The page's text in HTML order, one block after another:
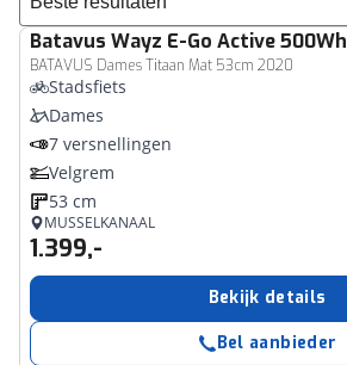
Sorteer resultaten
Batavus Wayz E-Go Active 500Wh
BATAVUS Dames Titaan Mat 53cm 2020
Stadsfiets
Dames
7 versnellingen
Velgrem
53 cm
MUSSELKANAAL
1.399,-
Bekijk details
Bel aanbieder